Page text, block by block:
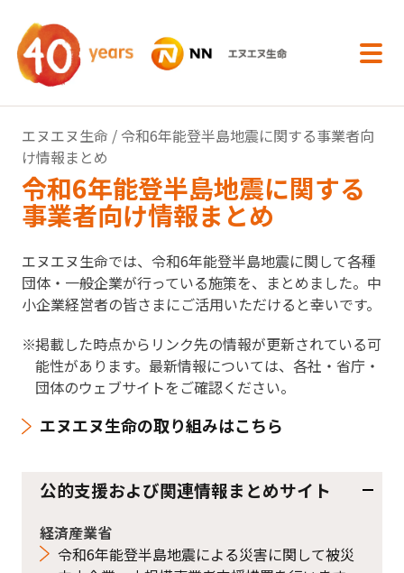
エヌエヌ生命 / 令和6年能登半島地震に関する事業者向
け情報まとめ
令和6年能登半島地震に関する
事業者向け情報まとめ
エヌエヌ生命では、令和6年能登半島地震に関して各種
団体・一般企業が行っている施策を、まとめました。中
小企業経営者の皆さまにご活用いただけると幸いです。
掲載した時点からリンク先の情報が更新されている可
能性があります。最新情報については、各社・省庁・
団体のウェブサイトをご確認ください。
エヌエヌ生命の取り組みはこちら
公的支援および関連情報まとめサイト
経済産業省
令和6年能登半島地震による災害に関して被災